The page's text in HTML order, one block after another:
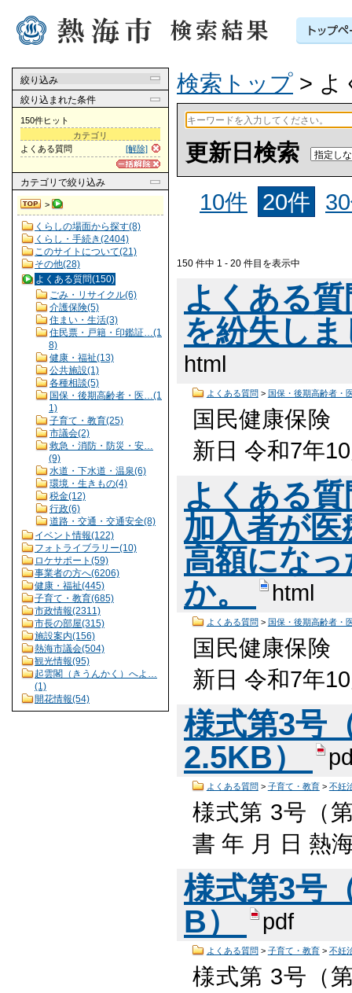
絞り込み
絞り込まれた条件
150件ヒット
カテゴリ
[解除]
よくある質問
カテゴリ で絞り込み
>
くらしの場面から探す(8)
くらし・手続き(2404)
このサイトについて(21)
その他(28)
よくある質問(150)
ごみ・リサイクル(6)
介護保険(5)
住まい・生活(3)
住民票・戸籍・印鑑証…(1
8)
健康・福祉(13)
公共施設(1)
各種相談(5)
国保・後期高齢者・医…(1
1)
子育て・教育(25)
市議会(2)
救急・消防・防災・安…
(9)
水道・下水道・温泉(6)
環境・生きもの(4)
税金(12)
行政(6)
道路・交通・交通安全(8)
イベント情報(122)
フォトライブラリー(10)
ロケサポート(59)
事業者の方へ(6206)
健康・福祉(445)
子育て・教育(685)
市政情報(2311)
市長の部屋(315)
施設案内(156)
熱海市議会(504)
観光情報(95)
起雲閣（きうんかく）へよ…
(1)
開花情報(54)
検索トップ > よ
更新日検索
10件
20件
150 件中 1 - 20 件目を表示中
よくある
を紛失し
html
よくある質問 > 国保・後期高齢者・
国民健康保険
新日 令和7年
よくある
加入者が
高額にな
か。
html
よくある質問 > 国保・後期高齢者・
国民健康保険
新日 令和7年
様式第3号
2.5KB）
よくある質問 > 子育て・教育> 不妊
様式第 3号（
書 年 月 日 熱
様式第3号
B）
pdf
よくある質問 > 子育て・教育> 不妊
様式第 3号（